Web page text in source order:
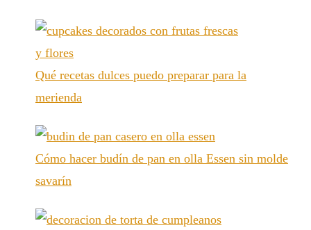
Qué recetas dulces puedo preparar para la
merienda
Cómo hacer budín de pan en olla Essen sin molde
savarín